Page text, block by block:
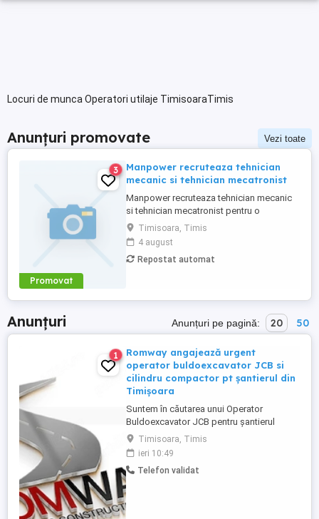
Locuri de munca Operatori utilaje TimisoaraTimis
Anunțuri promovate Vezi toate
Promovat
3
Manpower recruteaza tehnician
mecanic si tehnician mecatronist
Manpower recruteaza tehnician mecanic
si tehnician mecatronist pentru o
companie din Satu Mare(asigura
relocare)care este specializata în
producția de sisteme electrice și cablaje
auto, inclusiv pentru vehicule cu tensiuni
Timisoara, Timis
4 august
Repostat automat
Anunțuri Anunțuri pe pagină: 20 50
1
Romway angajează urgent
operator buldoexcavator JCB si
cilindru compactor pt șantierul din
Timișoara
Suntem în căutarea unui Operator
Buldoexcavator JCB pentru șantierul
nostru din Timișoara. Cerințe Experiență în
operarea buldoexcavatorului JCB și a
compactorului Seriozitate,
responsabilitate și punctualitate;
Timisoara, Timis
ieri 10:49
Telefon validat